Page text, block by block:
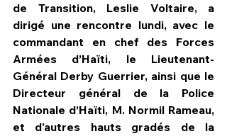
de Transition, Leslie Voltaire, a
dirigé une rencontre lundi, avec le
commandant en chef des Forces
Armées d’Haïti, le Lieutenant-
Général Derby Guerrier, ainsi que le
Directeur général de la Police
Nationale d’Haïti, M. Normil Rameau,
et d'autres hauts gradés de la